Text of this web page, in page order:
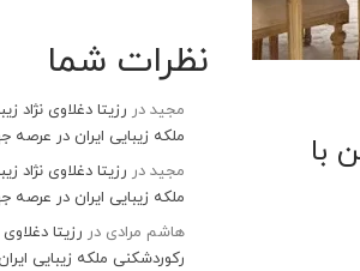
با
نظرات شما
مجیددر رزیتا دغلاوی نژاد
ملکه زیبایی ایران در
مجیددر رزیتا دغلاوی نژاد
ملکه زیبایی ایران در
هاشم مرادی در رزیتا
رکوردشکنی ملکه زیبایی